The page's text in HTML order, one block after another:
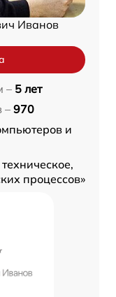
Иванов
– 5 лет
– 970
и
процессов»